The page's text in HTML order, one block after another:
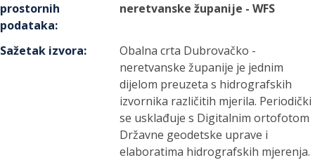
prostornih
podataka:
neretvanske županije - WFS
Sažetak izvora:
Obalna crta Dubrovačko -
neretvanske županije je jednim
dijelom preuzeta s hidrografskih
izvornika različitih mjerila. Periodički
se usklađuje s Digitalnim ortofotom
Državne geodetske uprave i
elaboratima hidrografskih mjerenja.